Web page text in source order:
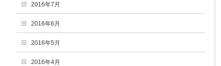
2016年7月
2016年6月
2016年5月
2016年4月